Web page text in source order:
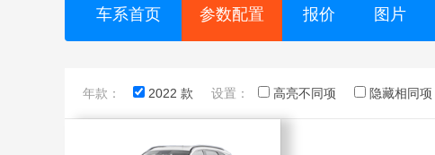
车系首页 参数配置 报价 图片
年款： 2022 款 设置： 高亮不同项 隐藏相同项